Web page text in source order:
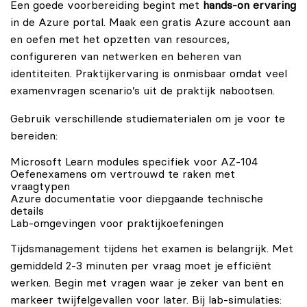
Een goede voorbereiding begint met hands-on ervaring
in de Azure portal. Maak een gratis Azure account aan
en oefen met het opzetten van resources,
configureren van netwerken en beheren van
identiteiten. Praktijkervaring is onmisbaar omdat veel
examenvragen scenario’s uit de praktijk nabootsen.
Gebruik verschillende studiematerialen om je voor te
bereiden:
Microsoft Learn modules specifiek voor AZ-104
Oefenexamens om vertrouwd te raken met
vraagtypen
Azure documentatie voor diepgaande technische
details
Lab-omgevingen voor praktijkoefeningen
Tijdsmanagement tijdens het examen is belangrijk. Met
gemiddeld 2-3 minuten per vraag moet je efficiënt
werken. Begin met vragen waar je zeker van bent en
markeer twijfelgevallen voor later. Bij lab-simulaties: